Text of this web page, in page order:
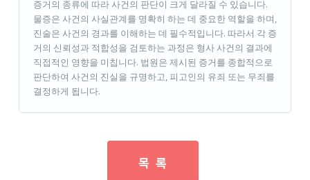
증거의 종류에 따라 사건의 판단이 크게 달라질 수 있습니다.
물증은 사건의 사실관계를 명확히 하는 데 중요한 역할을 하며,
진술은 사건의 경과를 이해하는 데 필수적입니다. 따라서 각 증
거의 신뢰성과 적합성을 검토하는 과정은 형사 사건의 결과에
직접적인 영향을 미칩니다. 법원은 제시된 증거를 종합적으로
판단하여 사건의 진실을 규명하고, 피고인의 유죄 또는 무죄를
결정하게 됩니다.
목 록